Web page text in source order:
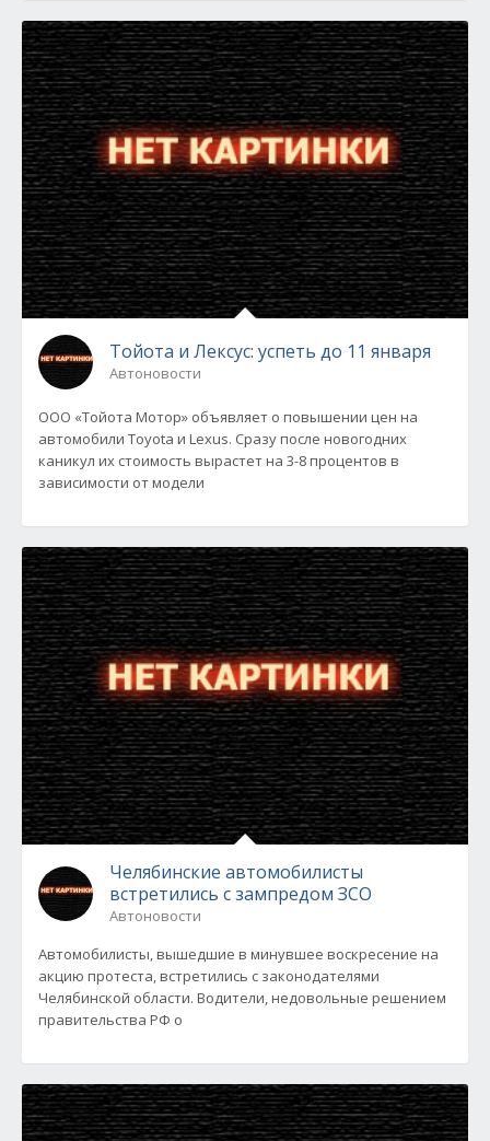
Тойота и Лексус: успеть до 11 января
Автоновости
ООО «Тойота Мотор» объявляет о повышении цен на
автомобили Toyota и Lexus. Сразу после новогодних
каникул их стоимость вырастет на 3-8 процентов в
зависимости от модели
Челябинские автомобилисты
встретились с зампредом ЗСО
Автоновости
Автомобилисты, вышедшие в минувшее воскресение на
акцию протеста, встретились с законодателями
Челябинской области. Водители, недовольные решением
правительства РФ о